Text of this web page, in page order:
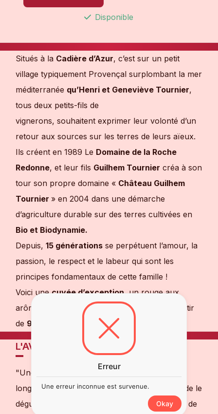
Disponible
Situés à la Cadière d’Azur, c’est sur un petit
village typiquement Provençal surplombant la mer
méditerranée qu’Henri et Geneviève Tournier,
tous deux petits-fils de
vignerons, souhaitent exprimer leur volonté d’un
retour aux sources sur les terres de leurs aïeux.
Ils créent en 1989 Le Domaine de la Roche
Redonne, et leur fils Guilhem Tournier créa à son
tour son propre domaine « Château Guilhem
Tournier » en 2004 dans une démarche
d’agriculture durable sur des terres cultivées en
Bio et Biodynamie.
Depuis, 15 générations se perpétuent l’amour, la
passion, le respect et le labeur qui sont les
principes fondamentaux de cette famille !
Voici unecuvée d’exception, un rouge aux
arômes de fruits rouges et épices, vinifié à partir
de 95% de Mourvèdre et 5% de Syrah.
L'AVIS DE NOTRE SOMMELIER
"Une merveille ! Rond et gourmand, avec une
longueur impressionnante ! Ne manquez pas de le
déguster avec une belle viande rouge (magret de
Erreur
Une erreur inconnue est survenue.
Okay